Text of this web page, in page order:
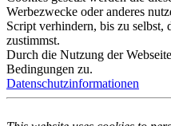
Werbezwecke oder anderes
Script verhindern, bis zu selbst,
zustimmst.
Durch die Nutzung der
Bedingungen zu.
Datenschutzinformationen